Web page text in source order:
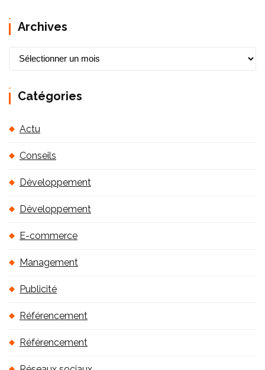
Archives
c
h
e
Catégories
Actu
Conseils
Développement
Développement
E-commerce
Management
Publicité
Référencement
Référencement